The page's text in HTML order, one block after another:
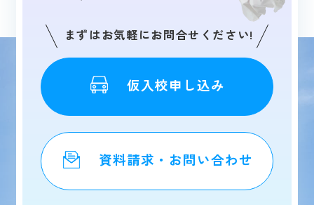
まずはお気軽にお問合せください!
仮入校申し込み
資料請求・お問い合わせ